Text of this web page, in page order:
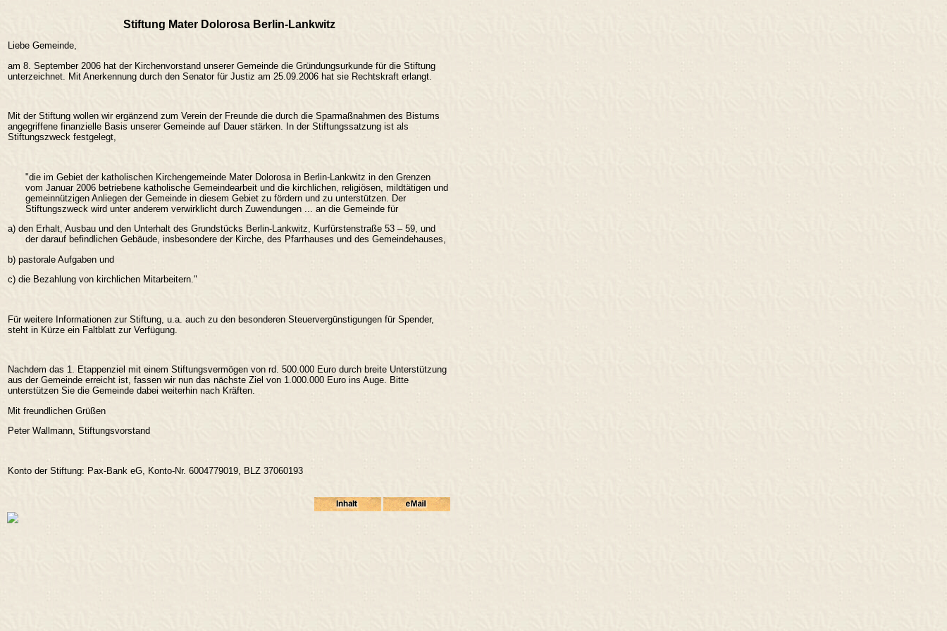
Stiftung Mater Dolorosa Berlin-Lankwitz
Liebe Gemeinde,
am 8. September 2006 hat der Kirchenvorstand unserer Gemeinde die Gründungsurkunde für die Stiftung
unterzeichnet. Mit Anerkennung durch den Senator für Justiz am 25.09.2006 hat sie Rechtskraft erlangt.
Mit der Stiftung wollen wir ergänzend zum Verein der Freunde die durch die Sparmaßnahmen des Bistums
angegriffene finanzielle Basis unserer Gemeinde auf Dauer stärken. In der Stiftungssatzung ist als
Stiftungszweck festgelegt,
"die im Gebiet der katholischen Kirchengemeinde Mater Dolorosa in Berlin-Lankwitz in den Grenzen
vom Januar 2006 betriebene katholische Gemeindearbeit und die kirchlichen, religiösen, mildtätigen und
gemeinnützigen Anliegen der Gemeinde in diesem Gebiet zu fördern und zu unterstützen. Der
Stiftungszweck wird unter anderem verwirklicht durch Zuwendungen ... an die Gemeinde für
a) den Erhalt, Ausbau und den Unterhalt des Grundstücks Berlin-Lankwitz, Kurfürstenstraße 53 – 59, und
der darauf befindlichen Gebäude, insbesondere der Kirche, des Pfarrhauses und des Gemeindehauses,
b) pastorale Aufgaben und
c) die Bezahlung von kirchlichen Mitarbeitern."
Für weitere Informationen zur Stiftung, u.a. auch zu den besonderen Steuervergünstigungen für Spender,
steht in Kürze ein Faltblatt zur Verfügung.
Nachdem das 1. Etappenziel mit einem Stiftungsvermögen von rd. 500.000 Euro durch breite Unterstützung
aus der Gemeinde erreicht ist, fassen wir nun das nächste Ziel von 1.000.000 Euro ins Auge. Bitte
unterstützen Sie die Gemeinde dabei weiterhin nach Kräften.
Mit freundlichen Grüßen
Peter Wallmann, Stiftungsvorstand
Konto der Stiftung: Pax-Bank eG, Konto-Nr. 6004779019, BLZ 37060193